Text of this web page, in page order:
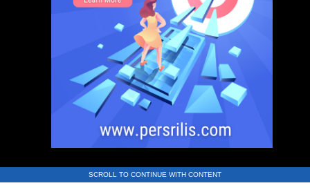
SCROLL TO CONTINUE WITH CONTENT